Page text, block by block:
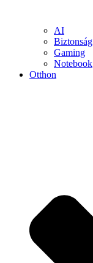
AI
Biztonság
Gaming
Notebook
Otthon